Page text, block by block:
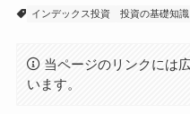
インデックス投資 投資の基礎知識
当ページのリンクには
います。